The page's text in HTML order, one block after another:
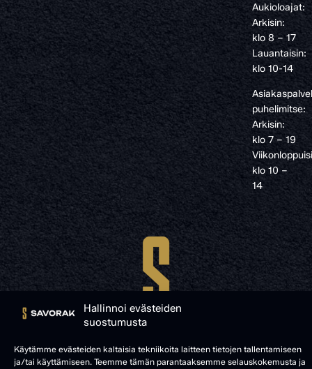
Hallinnoi evästeiden
suostumusta
Käytämme evästeiden kaltaisia tekniikoita laitteen tietojen tallentamiseen
ja/tai käyttämiseen. Teemme tämän parantaaksemme selauskokemusta ja
Aukioloajat:
Arkisin:
klo 8 – 17
Lauantaisin:
klo 10-14
puhelimitse:
Arkisin:
klo 7 – 19
klo 10 –
14